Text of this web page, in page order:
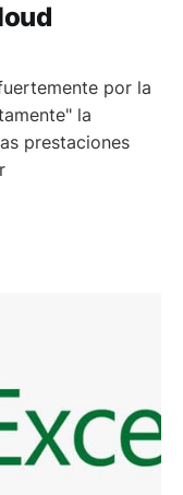
por la
la
prestaciones